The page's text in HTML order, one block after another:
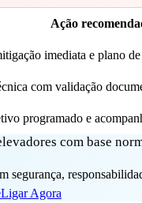
Ação
imediata e plano
com validação
programado e
com base
Ligar Agora